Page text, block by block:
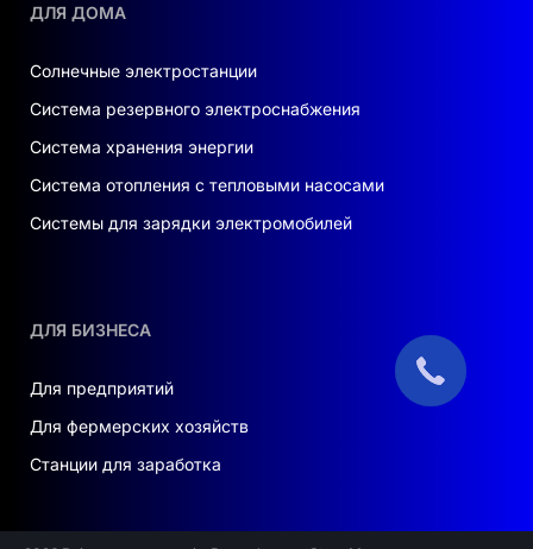
ДЛЯ ДОМА
Солнечные электростанции
Система резервного электроснабжения
Система хранения энергии
Система отопления с тепловыми насосами
Системы для зарядки электромобилей
ДЛЯ БИЗНЕСА
Для предприятий
Для фермерских хозяйств
Станции для заработка